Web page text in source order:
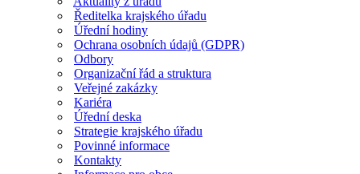
Ředitelka krajského úřadu
Úřední hodiny
Ochrana osobních údajů (GDPR)
Odbory
Organizační řád a struktura
Veřejné zakázky
Kariéra
Úřední deska
Strategie krajského úřadu
Povinné informace
Kontakty